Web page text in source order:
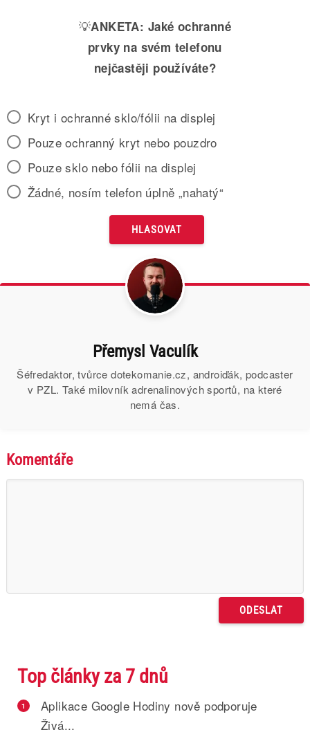
💡ANKETA: Jaké ochranné
prvky na svém telefonu
nejčastěji používáte?
Kryt i ochranné sklo/fólii na displej
Pouze ochranný kryt nebo pouzdro
Pouze sklo nebo fólii na displej
Žádné, nosím telefon úplně „nahatý“
Přemysl Vaculík
Šéfredaktor, tvůrce dotekomanie.cz, androiďák, podcaster
v PZL. Také milovník adrenalinových sportů, na které
nemá čas.
Komentáře
Top články za 7 dnů
1
Aplikace Google Hodiny nově podporuje
Živá...